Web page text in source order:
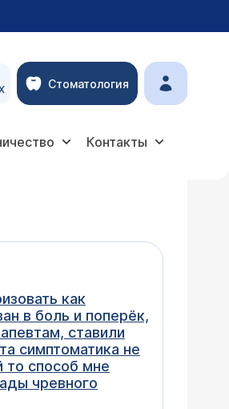
Стоматология
Контакты
как
в боль и поперёк,
ставили
симптоматика не
то способ мне
чревного